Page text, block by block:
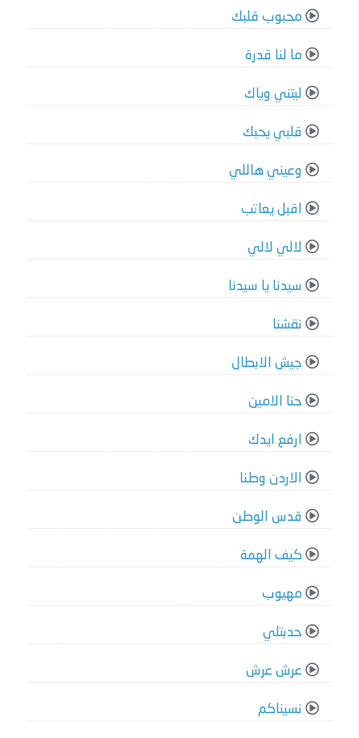
محبوب قلبك
ما لنا قدرة
ليتني وياك
قلبي يحبك
وعيني هاللي
اقبل يعاتب
لالي لالي
سيدنا يا سيدنا
نقشنا
جيش الابطال
حنا الامين
ارفع ايدك
الاردن وطنا
قدس الوطن
كيف الهمة
مهيوب
حدبتلي
عرش عرش
نسيناكم